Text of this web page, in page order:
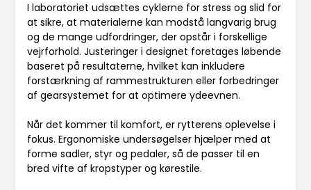
I laboratoriet udsættes cyklerne for stress og slid for
at sikre, at materialerne kan modstå langvarig brug
og de mange udfordringer, der opstår i forskellige
vejrforhold. Justeringer i designet foretages løbende
baseret på resultaterne, hvilket kan inkludere
forstærkning af rammestrukturen eller forbedringer
af gearsystemet for at optimere ydeevnen.
Når det kommer til komfort, er rytterens oplevelse i
fokus. Ergonomiske undersøgelser hjælper med at
forme sadler, styr og pedaler, så de passer til en
bred vifte af kropstyper og kørestile.